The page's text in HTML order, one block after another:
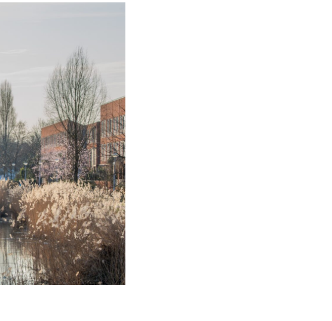
bruggen en kademuren in